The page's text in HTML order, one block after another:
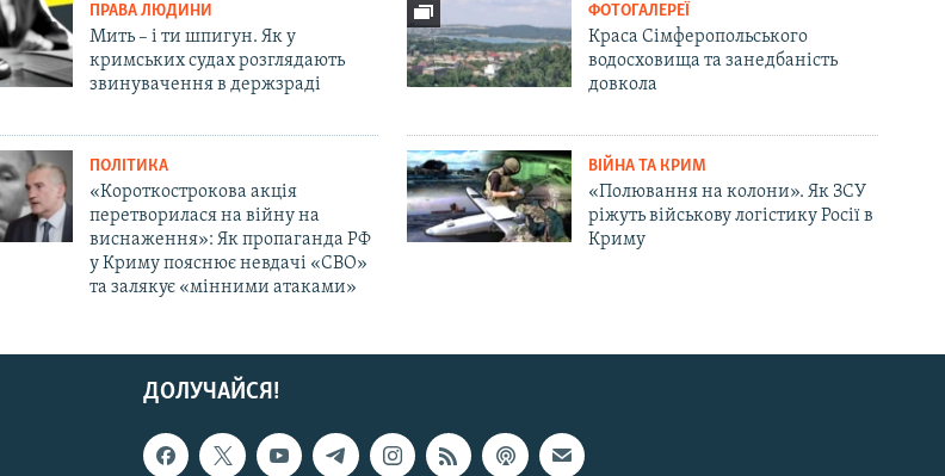
ПРАВА ЛЮДИНИ
Мить – і ти шпигун. Як у
кримських судах розглядають
звинувачення в держзраді
ФОТОГАЛЕРЕЇ
Краса Сімферопольського
водосховища та занедбаність
довкола
ПОЛІТИКА
«Короткострокова акція
перетворилася на війну на
виснаження»: Як пропаганда РФ
у Криму пояснює невдачі «СВО»
та залякує «мінними атаками»
ВІЙНА ТА КРИМ
«Полювання на колони». Як ЗСУ
ріжуть військову логістику Росії в
Криму
ДОЛУЧАЙСЯ!